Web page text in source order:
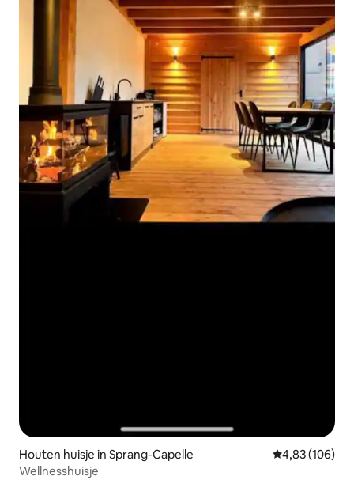
Houten huisje in Sprang-Capelle Gemiddelde
4,83 (106)
Wellnesshuisje